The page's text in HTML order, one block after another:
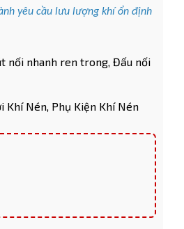
yêu cầu lưu lượng khí ổn định
nối nhanh ren trong, Đấu nối
Khí Nén, Phụ Kiện Khí Nén